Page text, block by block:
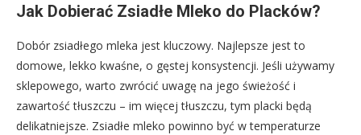
Jak Dobierać Zsiadłe Mleko do Placków?
Dobór zsiadłego mleka jest kluczowy. Najlepsze jest to
domowe, lekko kwaśne, o gęstej konsystencji. Jeśli używamy
sklepowego, warto zwrócić uwagę na jego świeżość i
zawartość tłuszczu – im więcej tłuszczu, tym placki będą
delikatniejsze. Zsiadłe mleko powinno być w temperaturze